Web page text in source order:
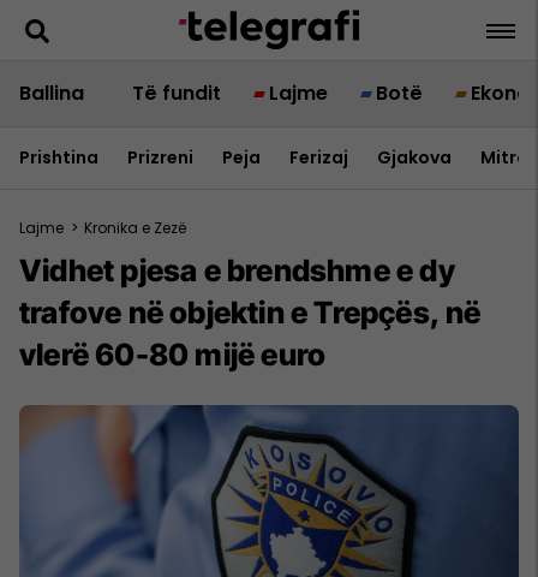
Ballina Të fundit Lajme Botë
Prishtina Prizreni Peja Ferizaj Gjakova
Lajme > Kronika e Zezë
Vidhet pjesa e brendshme e dy
trafove në objektin e Trepçës, në
vlerë 60-80 mijë euro